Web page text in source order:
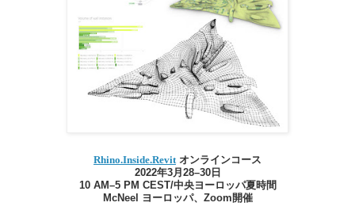
Rhino.Inside.Revit オンラインコース
2022年3月28–30日
10 AM–5 PM CEST/中央ヨーロッパ夏時間
McNeel ヨーロッパ、Zoom開催